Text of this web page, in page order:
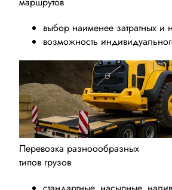
выбор наименее затратных и
возможность
Перевозка разноообразных
типов грузов